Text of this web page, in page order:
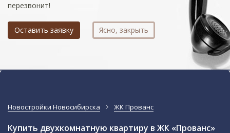
перезвонит!
Оставить заявку Ясно, закрыть
Новостройки Новосибирска ЖК Прованс
Купить двухкомнатную квартиру в ЖК «Прованс»